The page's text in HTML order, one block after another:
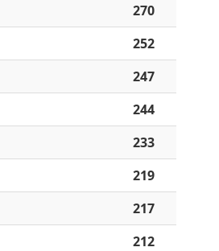
270
252
247
244
233
219
217
212